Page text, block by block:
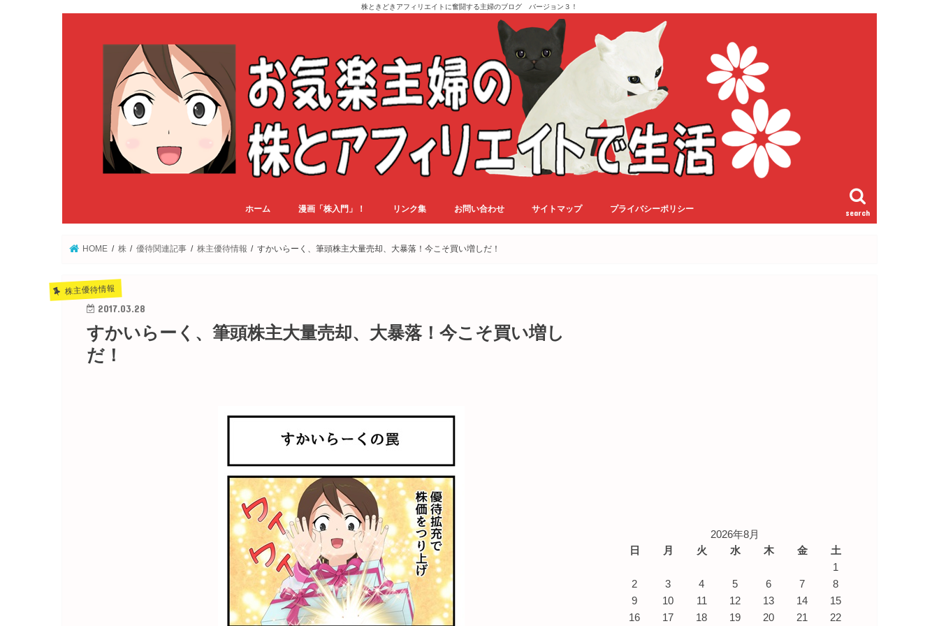
株ときどきアフィリエイトに奮闘する主婦のブログ バージョン３！
search
ホーム 漫画「株入門」！ リンク集 お問い合わせ サイトマップ プライバシーポリシー
HOME 株 優待関連記事 株主優待情報 すかいらーく、筆頭株主大量売却、大暴落！今こそ買い増しだ！
株主優待情報
2017.03.28
すかいらーく、筆頭株主大量売却、大暴落！今こそ買い増し
だ！
2026年8月
日
月 火 水 木 金
土
1
2
3 4 5 6 7
8
9
10 11 12 13 14
15
16
17 18 19 20 21 22